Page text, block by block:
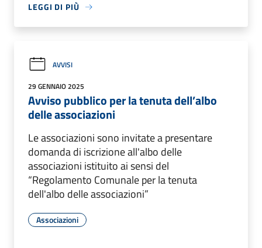
LEGGI DI PIÙ
AVVISI
29 GENNAIO 2025
Avviso pubblico per la tenuta dell’albo
delle associazioni
Le associazioni sono invitate a presentare
domanda di iscrizione all'albo delle
associazioni istituito ai sensi del
“Regolamento Comunale per la tenuta
dell'albo delle associazioni”
Associazioni